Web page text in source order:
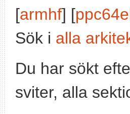
[armhf] [
Sök i alla
Du har sökt
sviter, alla